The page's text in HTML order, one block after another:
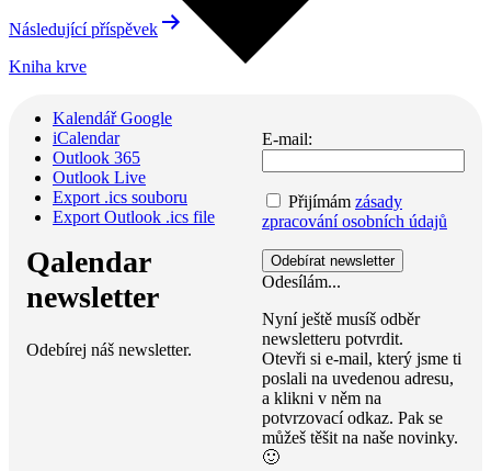
Kalendář Google
iCalendar
Outlook 365
Outlook Live
Export .ics souboru
Export Outlook .ics file
Následující příspěvek
Kniha krve
Qalendar
newsletter
Odebírej náš newsletter.
E-mail:
Přijímám zásady
zpracování osobních údajů
Odesílám...
Nyní ještě musíš odběr
newsletteru potvrdit.
Otevři si e-mail, který jsme ti
poslali na uvedenou adresu,
a klikni v něm na
potvrzovací odkaz. Pak se
můžeš těšit na naše novinky.
🙂